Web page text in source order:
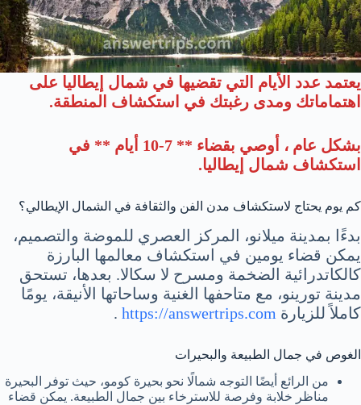
يعتمد عدد الأيام التي تقضيها في شمال إيطاليا على
اهتماماتك ومدى رغبتك في استكشاف المنطقة.
بشكل عام ، أوصي بقضاء ** 7-10 أيام ** في
استكشاف شمال إيطاليا.
كم يوم يحتاج لاستكشاف مدن الفن والثقافة في الشمال الإيطالي؟
بدءًا بمدينة ميلانو، المركز العصري للموضة والتصميم،
يمكن قضاء يومين في استكشاف معالمها البارزة
كالكاتدرائية الضخمة ومسرح لا سكالا. بعدها، تستحق
مدينة تورينو، مع متاحفها الغنية وساحاتها الأنيقة، يومًا
كاملاً للزيارة https://answertrips.com
.
الغوص في جمال الطبيعة والبحيرات
من الرائع أيضًا التوجه شمالًا نحو بحيرة كومو، حيث توفر البحيرة
مناظر خلابة وفرصة للاسترخاء بين جمال الطبيعة. يمكن قضاء